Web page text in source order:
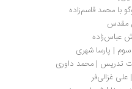
قاسم‌زاده
شهری
| محمد داوری